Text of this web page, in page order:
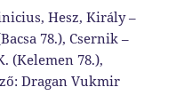
Hesz, Király –
78.), Csernik –
(Kelemen 78.),
Dragan Vukmir